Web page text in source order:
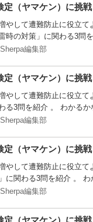
定（ヤマケン）に挑
やして遭難防止に役立
時の対策」に関わる3問
編集部
定（ヤマケン）に挑
やして遭難防止に役立
る3問を紹介 。 わかるか
編集部
定（ヤマケン）に挑
やして遭難防止に役立て
に関わる3問を紹介 。
編集部
定（ヤマケン）に挑